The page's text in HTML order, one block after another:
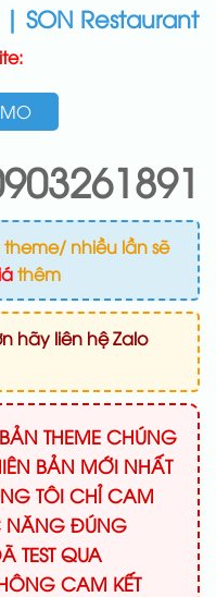
SON Restaurant
nhiều lần sẽ
thêm
hãy liên hệ Zalo
THEME CHÚNG
BẢN MỚI NHẤT
TÔI CHỈ CAM
NĂNG ĐÚNG
TEST QUA
CAM KẾT